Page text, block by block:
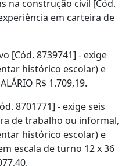
na construção civil [Cód.
em carteira de
[Cód. 8739741] - exige
histórico escolar) e
R$ 1.709,19.
8701771] - exige seis
de trabalho ou informal,
histórico escolar) e
escala de turno 12 x 36